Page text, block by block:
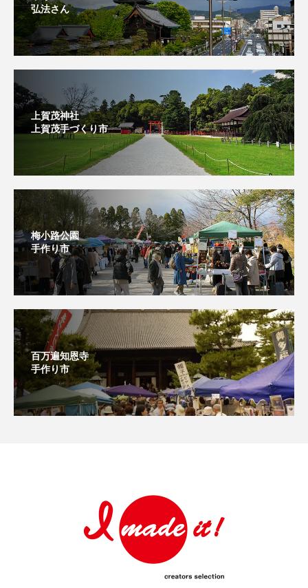
弘法さん
上賀茂神社
上賀茂手づくり市⁡
梅小路公園
手作り市
百万遍知恩寺
手作り市